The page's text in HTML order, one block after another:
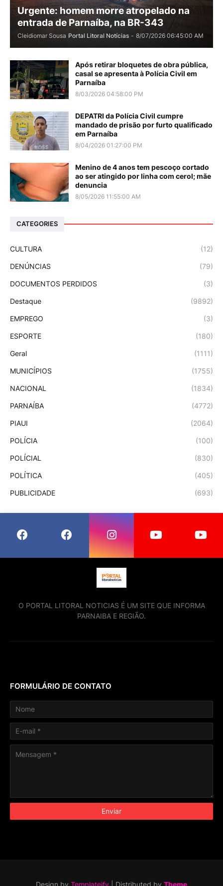
Urgente: homem morre atropelado na
entrada de Parnaíba, na BR-343
Cleidiomar Sousa Portal Litoral Notícias - 8/07/2026 06:45:00 AM
Após retirar bloquetes de obra pública,
casal se apresenta à Polícia Civil em
Parnaíba
8/03/2026 04:58:00 PM
DEPATRI da Polícia Civil cumpre
mandado de prisão por furto qualificado
em Parnaíba
8/04/2026 01:27:00 PM
Menino de 4 anos tem pescoço cortado
ao ser atingido por linha com cerol; mãe
denuncia
8/05/2026 11:55:00 AM
CATEGORIES
CULTURA (12)
DENÚNCIAS (79)
DOCUMENTOS PERDIDOS (3)
Destaque (9892)
EMPREGO (3)
ESPORTE (180)
Geral (1111)
MUNICÍPIOS (1755)
NACIONAL (1834)
PARNAÍBA (4772)
PIAUI (2064)
POLÍCIA (100)
POLÍCIAL (830)
POLÍTICA (405)
PUBLICIDADE (693)
O PORTAL LITORAL NOTICIAS É UM SITE QUE INFORMA
PARNAIBA E REGIÃO.
FORMULÁRIO DE CONTATO
Design by Templateify | Distributed by Theme